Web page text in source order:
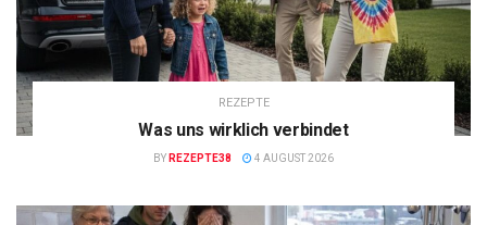
REZEPTE
Was uns wirklich verbindet
BY REZEPTE38 4 AUGUST 2026